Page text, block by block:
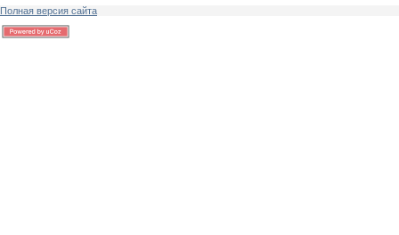
Полная версия сайта